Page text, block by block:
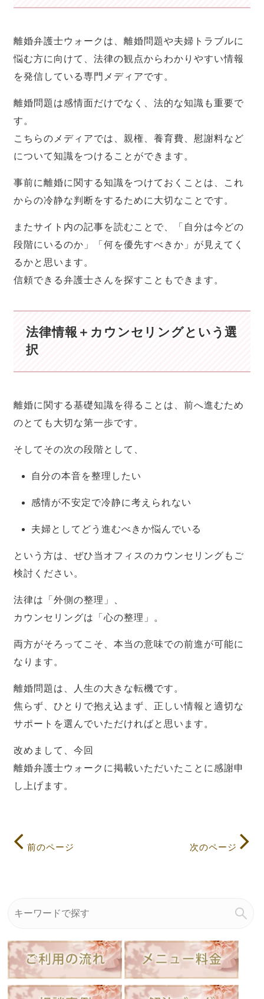
離婚弁護士ウォーク は、離婚問題や夫婦トラブルに
悩む方に向けて、法律の観点からわかりやすい情報
を発信している専門メディアです。
離婚問題は感情面だけでなく、法的な知識も重要で
す。
こちらのメディアでは、親権、養育費、慰謝料など
について知識をつけることができます。
事前に離婚に関する知識をつけておくことは、これ
からの冷静な判断をするために大切なことです。
またサイト内の記事を読むことで、「自分は今どの
段階にいるのか」「何を優先すべきか」が見えてく
るかと思います。
信頼できる弁護士さんを探すこともできます。
法律情報＋カウンセリングという選
択
離婚に関する基礎知識を得ることは、前へ進むため
のとても大切な第一歩です。
そしてその次の段階として、
自分の本音を整理したい
感情が不安定で冷静に考えられない
夫婦としてどう進むべきか悩んでいる
という方は、ぜひ当オフィスのカウンセリングもご
検討ください。
法律は「外側の整理」、
カウンセリングは「心の整理」。
両方がそろってこそ、本当の意味での前進が可能に
なります。
離婚問題は、人生の大きな転機です。
焦らず、ひとりで抱え込まず、正しい情報と適切な
サポートを選んでいただければと思います。
改めまして、今回
離婚弁護士ウォーク に掲載いただいたことに感謝申
し上げます。
前のページ 次のページ